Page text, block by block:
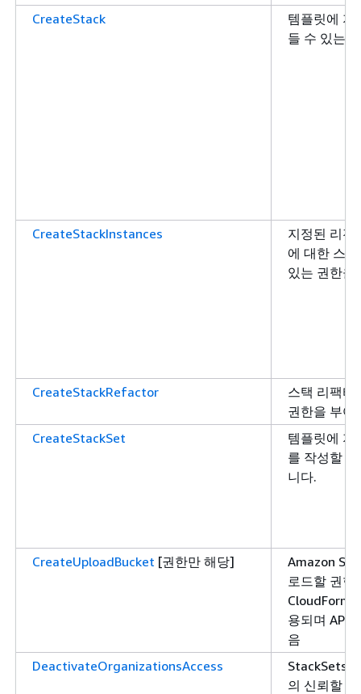
CreateStack
템플릿에 지
들 수 있는
CreateStackInstances
지정된 리전
에 대한 스
있는 권한을
CreateStackRefactor
스택 리팩터
권한을 부여
CreateStackSet
템플릿에 지
를 작성할
니다.
CreateUploadBucket [권한만 해당]
Amazon S3
로드할 권한
용되며 API
음
DeactivateOrganizationsAccess
StackSets
의 신뢰할